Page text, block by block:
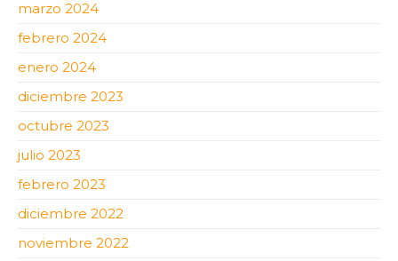
marzo 2024
febrero 2024
enero 2024
diciembre 2023
octubre 2023
julio 2023
febrero 2023
diciembre 2022
noviembre 2022